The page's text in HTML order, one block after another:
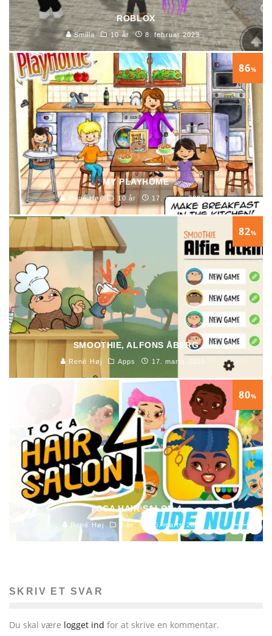
ROBLOX
Smilla 10 år 8. februar 2023
86%
MY PLAYHOME
René Høj 10 år 17. marts 2020
82%
SMOOTHIE, ALFONS ÅBERG
René Høj Apps 17. marts 2020
80%
TOCA HAIR SALON 4
René Høj 3 år 16. marts 2020
SKRIV ET SVAR
Du skal være logget ind for at skrive en kommentar.